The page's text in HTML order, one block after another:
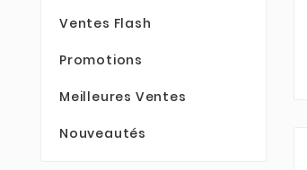
Ventes Flash
Promotions
Meilleures Ventes
Nouveautés